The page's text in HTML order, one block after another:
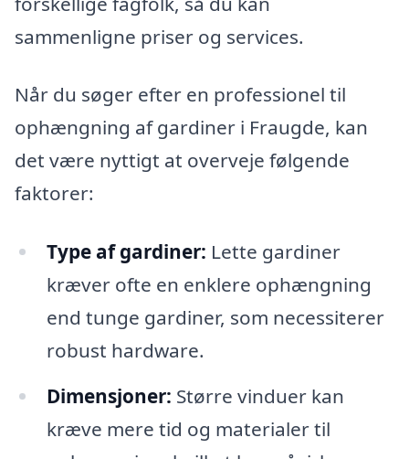
sammenligne priser og services.
Når du søger efter en professionel til
ophængning af gardiner i Fraugde, kan
det være nyttigt at overveje følgende
faktorer:
Type af gardiner: Lette gardiner
kræver ofte en enklere ophængning
end tunge gardiner, som necessiterer
robust hardware.
Dimensjoner: Større vinduer kan
kræve mere tid og materialer til